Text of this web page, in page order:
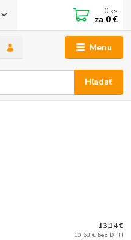
Menu
Hľadať
0 ks
za 0 €
13,14 €
10,68 € bez DPH